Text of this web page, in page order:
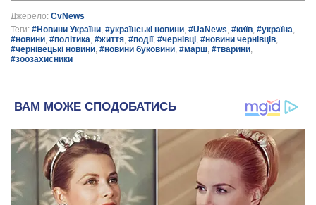
Джерело: CvNews
Теги: #Новини України, #українські новини, #UaNews, #київ, #україна,
#новини, #політика, #життя, #події, #чернівці, #новини чернівців,
#чернівецькі новини, #новини буковини, #марш, #тварини,
#зоозахисники